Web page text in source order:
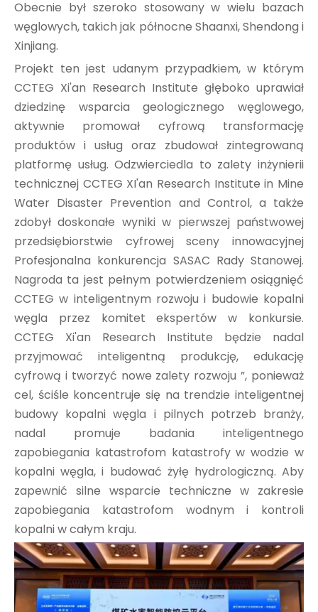
Obecnie był szeroko stosowany w wielu bazach
węglowych, takich jak północne Shaanxi, Shendong i
Xinjiang.
Projekt ten jest udanym przypadkiem, w którym
CCTEG Xi'an Research Institute głęboko uprawiał
dziedzinę wsparcia geologicznego węglowego,
aktywnie promował cyfrową transformację
produktów i usług oraz zbudował zintegrowaną
platformę usług. Odzwierciedla to zalety inżynierii
technicznej CCTEG XI'an Research Institute in Mine
Water Disaster Prevention and Control, a także
zdobył doskonałe wyniki w pierwszej państwowej
przedsiębiorstwie cyfrowej sceny innowacyjnej
Profesjonalna konkurencja SASAC Rady Stanowej.
Nagroda ta jest pełnym potwierdzeniem osiągnięć
CCTEG w inteligentnym rozwoju i budowie kopalni
węgla przez komitet ekspertów w konkursie.
CCTEG Xi'an Research Institute będzie nadal
przyjmować inteligentną produkcję, edukację
cyfrową i tworzyć nowe zalety rozwoju ”, ponieważ
cel, ściśle koncentruje się na trendzie inteligentnej
budowy kopalni węgla i pilnych potrzeb branży,
nadal promuje badania inteligentnego
zapobiegania katastrofom katastrofy w wodzie w
kopalni węgla, i budować żyłę hydrologiczną. Aby
zapewnić silne wsparcie techniczne w zakresie
zapobiegania katastrofom wodnym i kontroli
kopalni w całym kraju.